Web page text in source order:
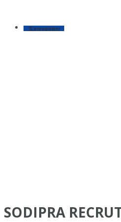
S’enregistrer
SODIPRA